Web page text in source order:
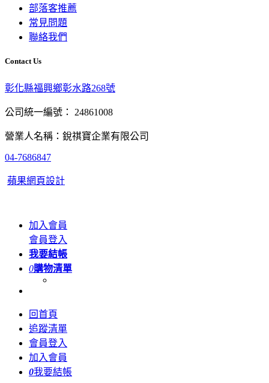
部落客推薦
常見問題
聯絡我們
Contact Us
彰化縣福興鄉彰水路268號
公司統一編號： 24861008
營業人名稱：銳祺寶企業有限公司
04-7686847
蘋果網頁設計
加入會員
會員登入
我要結帳
0購物清單
回首頁
追蹤清單
會員登入
加入會員
0我要結帳